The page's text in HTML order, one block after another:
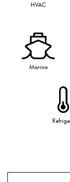
HVAC
Marina